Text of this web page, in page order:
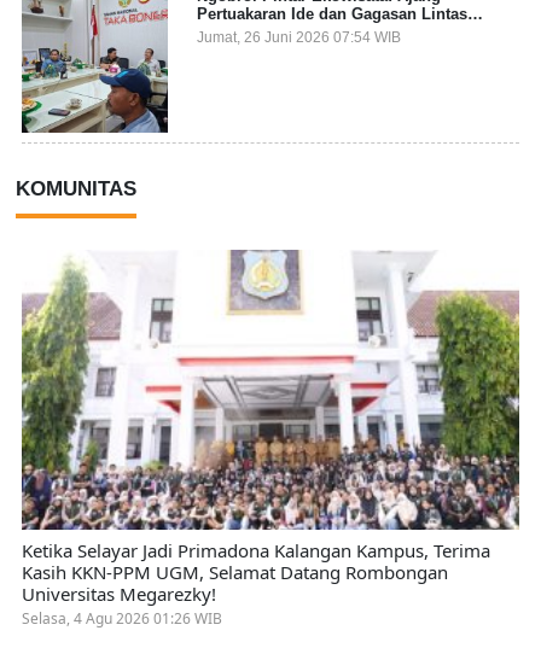
Pertuakaran Ide dan Gagasan Lintas
Sektor
Jumat, 26 Juni 2026 07:54 WIB
KOMUNITAS
Ketika Selayar Jadi Primadona Kalangan Kampus, Terima
Kasih KKN-PPM UGM, Selamat Datang Rombongan
Universitas Megarezky!
Selasa, 4 Agu 2026 01:26 WIB